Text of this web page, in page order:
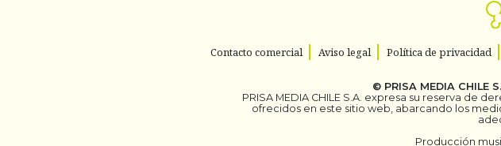
Contacto comercial Aviso legal Política de privacidad
© PRISA MEDIA CHILE
PRISA MEDIA CHILE S.A. expresa su reserva de
ofrecidos en este sitio web, abarcando los
Producción